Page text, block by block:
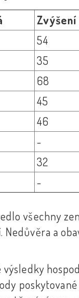
Zvýšení
54
35
68
45
46
-
32
-
všechny
a